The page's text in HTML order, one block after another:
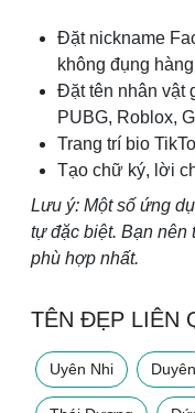
Đặt nickname
không đụng
Đặt tên nhân vật
PUBG, Roblox,
Trang trí bio
Tạo chữ ký, lời
Lưu ý: Một số ứng
tự đặc biệt. Bạn nên
phù hợp nhất.
TÊN ĐẸP LIÊN
Uyên Nhi Duyên